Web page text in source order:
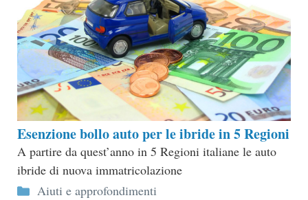
Esenzione bollo auto per le ibride in 5 Regioni
A partire da quest’anno in 5 Regioni italiane le auto
ibride di nuova immatricolazione
Categorie
Aiuti e approfondimenti